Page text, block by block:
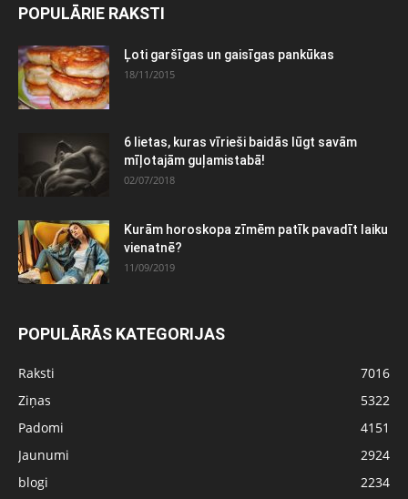
POPULĀRIE RAKSTI
Ļoti garšīgas un gaisīgas pankūkas
18/11/2015
6 lietas, kuras vīrieši baidās lūgt savām
mīļotajām guļamistabā!
02/07/2018
Kurām horoskopa zīmēm patīk pavadīt laiku
vienatnē?
11/09/2019
POPULĀRĀS KATEGORIJAS
Raksti
7016
Ziņas
5322
Padomi
4151
Jaunumi
2924
blogi
2234